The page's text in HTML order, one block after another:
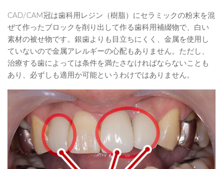
CAD/CAM冠は歯科用レジン（樹脂）にセラミックの粉末を混
ぜて作ったブロックを削り出して作る歯科用補綴物で、白い
素材の被せ物です。銀歯よりも目立ちにくく、金属を使用し
ていないので金属アレルギーの心配もありません。ただし、
治療する歯によっては条件を満たさなければならないことも
あり、必ずしも適用か可能というわけではありません。